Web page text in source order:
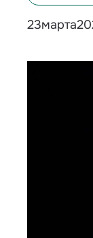
23марта